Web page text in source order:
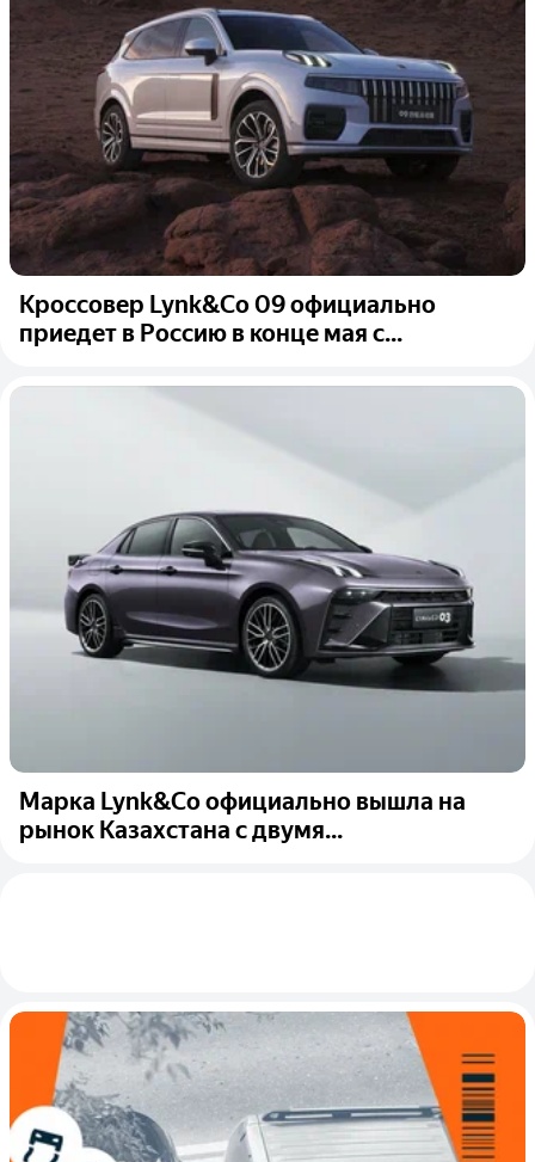
Кроссовер Lynk&Co 09 официально
приедет в Россию в конце мая с...
Марка Lynk&Co официально вышла на
рынок Казахстана с двумя...